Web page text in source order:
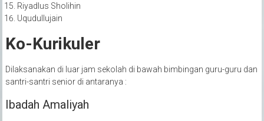
Riyadlus Sholihin
Uqudullujain
Ko-Kurikuler
Dilaksanakan di luar jam sekolah di bawah bimbingan guru-guru dan
santri-santri senior di antaranya :
Ibadah Amaliyah